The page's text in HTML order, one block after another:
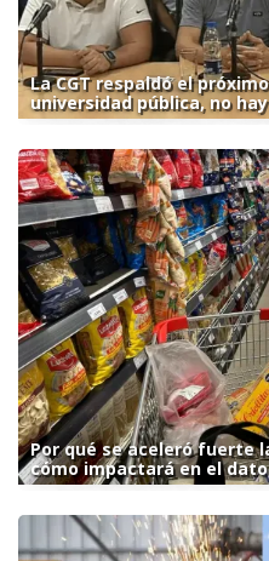
La CGT respaldó el
universidad pública, no
Por qué se aceleró fuerte
cómo impactará en el